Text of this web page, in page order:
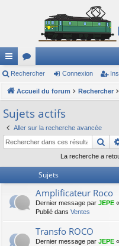
ac
co
ur
ci
s
or
u
m
s
Rechercher Connexion
Accueil du forum Rechercher
Sujets actifs
Aller sur la recherche avancée
La recherche a
Sujets
Amplificateur Roco
Dernier message par JEPE «
Publié dans Ventes
Transfo ROCO
Dernier message par JEPE «